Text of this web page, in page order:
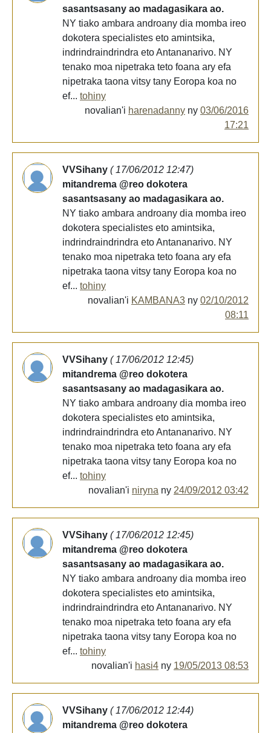
sasantsasany ao madagasikara ao.
NY tiako ambara androany dia momba ireo
dokotera specialistes eto amintsika,
indrindraindrindra eto Antananarivo. NY
tenako moa nipetraka teto foana ary efa
nipetraka taona vitsy tany Eoropa koa no
ef... tohiny
novalian'i harenadanny ny 03/06/2016
17:21
VVSihany ( 17/06/2012 12:47)
mitandrema @reo dokotera
sasantsasany ao madagasikara ao.
NY tiako ambara androany dia momba ireo
dokotera specialistes eto amintsika,
indrindraindrindra eto Antananarivo. NY
tenako moa nipetraka teto foana ary efa
nipetraka taona vitsy tany Eoropa koa no
ef... tohiny
novalian'i KAMBANA3 ny 02/10/2012
08:11
VVSihany ( 17/06/2012 12:45)
mitandrema @reo dokotera
sasantsasany ao madagasikara ao.
NY tiako ambara androany dia momba ireo
dokotera specialistes eto amintsika,
indrindraindrindra eto Antananarivo. NY
tenako moa nipetraka teto foana ary efa
nipetraka taona vitsy tany Eoropa koa no
ef... tohiny
novalian'i niryna ny 24/09/2012 03:42
VVSihany ( 17/06/2012 12:45)
mitandrema @reo dokotera
sasantsasany ao madagasikara ao.
NY tiako ambara androany dia momba ireo
dokotera specialistes eto amintsika,
indrindraindrindra eto Antananarivo. NY
tenako moa nipetraka teto foana ary efa
nipetraka taona vitsy tany Eoropa koa no
ef... tohiny
novalian'i hasi4 ny 19/05/2013 08:53
VVSihany ( 17/06/2012 12:44)
mitandrema @reo dokotera